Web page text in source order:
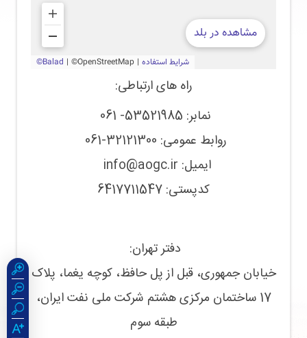
راه های ارتباطی:
نمابر: 53521985- 061
روابط عمومی: 32121300-061
ایمیل: info@aogc.ir
کدپستی: 6417711547
دفتر تهران:
خیابان جمهوری، قبل از پل حافظ، کوچه یغما، پلاک
17 ساختمان مرکزی هشتم شرکت ملی نفت ایران،
طبقه سوم